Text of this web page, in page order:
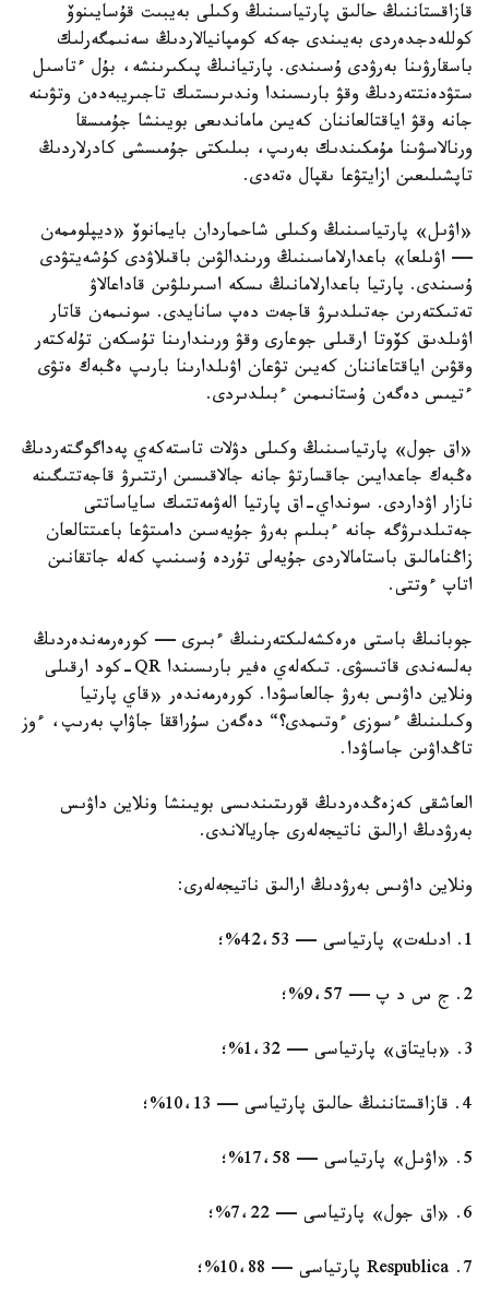
قازاقستاننىڭ حالىق پارتياسىنىڭ وكىلى بەيبىت قۇسايىنوۆ
كوللەدجدەردى بەيىندى جەكە كومپانيالاردىڭ سەنىمگەرلىك
باسقارۋىنا بەرۋدى ۇسىندى. پارتيانىڭ پىكىرىنشە، بۇل ءتاسىل
ستۋدەنتتەردىڭ وقۋ بارىسىندا وندىرىستىك تاجىريبەدەن وتۋىنە
جانە وقۋ اياقتالعاننان كەيىن ماماندىعى بويىنشا جۇمىسقا
ورنالاسۋىنا مۇمكىندىك بەرىپ، بىلىكتى جۇمىسشى كادرلاردىڭ
تاپشىلىعىن ازايتۋعا ىقپال ەتەدى.
«اۋىل» پارتياسىنىڭ وكىلى شاحماردان بايمانوۆ «ديپلوممەن
— اۋىلعا» باعدارلاماسىنىڭ ورىندالۋىن باقىلاۋدى كۇشەيتۋدى
ۇسىندى. پارتيا باعدارلامانىڭ ىسكە اسىرىلۋىن قاداعالاۋ
تەتىكتەرىن جەتىلدىرۋ قاجەت دەپ سانايدى. سونىمەن قاتار
اۋىلدىق كۆوتا ارقىلى جوعارى وقۋ ورىندارىنا تۇسكەن تۇلەكتەر
وقۋىن اياقتاعاننان كەيىن تۋعان اۋىلدارىنا بارىپ ەڭبەك ەتۋى
ءتيىس دەگەن ۇستانىمىن ءبىلدىردى.
«اق جول» پارتياسىنىڭ وكىلى دۋلات تاستەكەي پەداگوگتەردىڭ
ەڭبەك جاعدايىن جاقسارتۋ جانە جالاقىسىن ارتتىرۋ قاجەتتىگىنە
نازار اۋداردى. سونداي-اق پارتيا الەۋمەتتىك ساياساتتى
جەتىلدىرۋگە جانە ءبىلىم بەرۋ جۇيەسىن دامىتۋعا باعىتتالعان
زاڭنامالىق باستامالاردى جۇيەلى تۇردە ۇسىنىپ كەلە جاتقانىن
اتاپ ءوتتى.
جوبانىڭ باستى ەرەكشەلىكتەرىنىڭ ءبىرى — كورەرمەندەردىڭ
بەلسەندى قاتىسۋى. تىكەلەي ەفير بارىسىندا QR-كود ارقىلى
ونلاين داۋىس بەرۋ جالعاسۋدا. كورەرمەندەر «قاي پارتيا
وكىلىنىڭ ءسوزى ءوتىمدى؟“ دەگەن سۇراققا جاۋاپ بەرىپ، ءوز
تاڭداۋىن جاساۋدا.
العاشقى كەزەڭدەردىڭ قورىتىندىسى بويىنشا ونلاين داۋىس
بەرۋدىڭ ارالىق ناتيجەلەرى جاريالاندى.
ونلاين داۋىس بەرۋدىڭ ارالىق ناتيجەلەرى:
1. ادىلەت» پارتياسى — 42،53%؛
2. ج س د پ — 9،57%؛
3. «بايتاق» پارتياسى — 1،32%؛
4. قازاقستاننىڭ حالىق پارتياسى — 10،13%؛
5. «اۋىل» پارتياسى — 17،58%؛
6. «اق جول» پارتياسى — 7،22%؛
7. Respublica پارتياسى — 10،88%؛